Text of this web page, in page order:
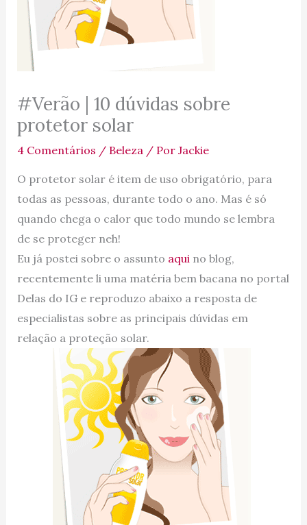
#Verão | 10 dúvidas sobre
protetor solar
4 Comentários / Beleza/ Por Jackie
O protetor solar é item de uso obrigatório, para
todas as pessoas, durante todo o ano. Mas é só
quando chega o calor que todo mundo se lembra
de se proteger neh!
Eu já postei sobre o assunto aquino blog,
recentemente li uma matéria bem bacana no portal
Delas do IG e reproduzo abaixo a resposta de
especialistas sobre as principais dúvidas em
relação a proteção solar.